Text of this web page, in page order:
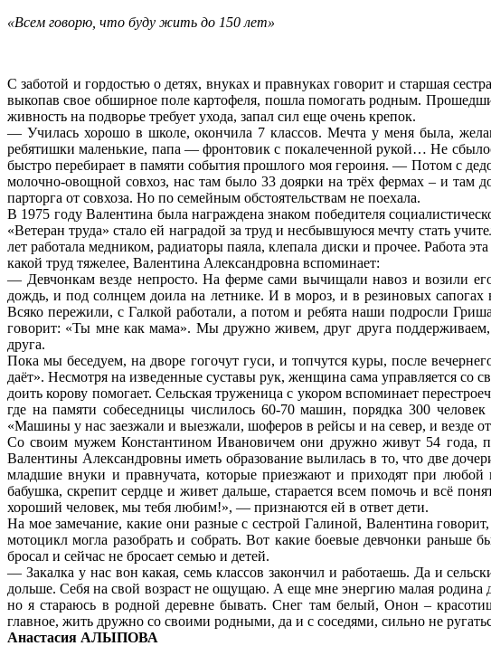
«Всем говорю, что буду жить до 150 лет»
С заботой и гордостью о детях, внуках и правнуках говорит и старшая
выкопав свое обширное поле картофеля, пошла помогать родным.
живность на подворье требует ухода, запал сил еще очень крепок.
— Училась хорошо в школе, окончила 7 классов. Мечта у меня была,
ребятишки маленькие, папа — фронтовик с покалеченной рукой… Не
быстро перебирает в памяти события прошлого моя героиня. — Потом с
молочно-овощной совхоз, нас там было 33 доярки на трёх фермах – и там
парторга от совхоза. Но по семейным обстоятельствам не поехала.
В 1975 году Валентина была награждена знаком победителя
«Ветеран труда» стало ей наградой за труд и несбывшуюся мечту стать
лет работала медником, радиаторы паяла, клепала диски и прочее. Работа
какой труд тяжелее, Валентина Александровна вспоминает:
— Девчонкам везде непросто. На ферме сами вычищали навоз и возили
дождь, и под солнцем доила на летнике. И в мороз, и в резиновых
Всяко пережили, с Галкой работали, а потом и ребята наши подросли
говорит: «Ты мне как мама». Мы дружно живем, друг друга
друга.
Пока мы беседуем, на дворе гогочут гуси, и топчутся куры, после
даёт». Несмотря на изведенные суставы рук, женщина сама управляется
доить корову помогает. Сельская труженица с укором вспоминает
где на памяти собеседницы числилось 60-70 машин, порядка 300
«Машины у нас заезжали и выезжали, шоферов в рейсы и на север, и везде
Со своим мужем Константином Ивановичем они дружно живут 54 года,
Валентины Александровны иметь образование вылилась в то, что две
младшие внуки и правнучата, которые приезжают и приходят при
бабушка, скрепит сердце и живет дальше, старается всем помочь и всё
хороший человек, мы тебя любим!», — признаются ей в ответ дети.
На мое замечание, какие они разные с сестрой Галиной, Валентина
мотоцикл могла разобрать и собрать. Вот какие боевые девчонки
бросал и сейчас не бросает семью и детей.
— Закалка у нас вон какая, семь классов закончил и работаешь. Да и
дольше. Себя на свой возраст не ощущаю. А еще мне энергию малая родина
но я стараюсь в родной деревне бывать. Снег там белый, Онон –
главное, жить дружно со своими родными, да и с соседями, сильно не
Анастасия АЛЫПОВА